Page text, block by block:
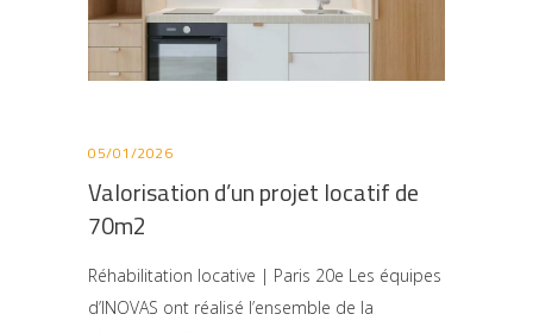
05/01/2026
Valorisation d’un projet locatif de
70m2
Réhabilitation locative | Paris 20e Les équipes
d’INOVAS ont réalisé l’ensemble de la